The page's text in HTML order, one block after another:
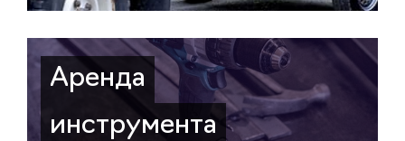
Аренда
инструмента